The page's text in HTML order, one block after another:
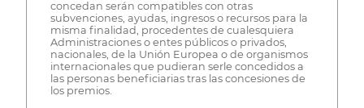
concedan serán compatibles con otras
subvenciones, ayudas, ingresos o recursos para la
misma finalidad, procedentes de cualesquiera
Administraciones o entes públicos o privados,
nacionales, de la Unión Europea o de organismos
internacionales que pudieran serle concedidos a
las personas beneficiarias tras las concesiones de
los premios.